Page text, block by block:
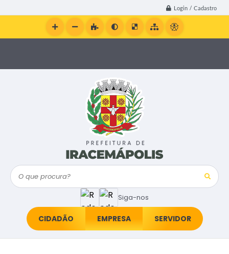
Login / Cadastro
Siga-nos
O que procura?
CIDADÃO EMPRESA SERVIDOR